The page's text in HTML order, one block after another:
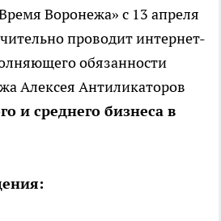
Воронежа» c 13 апреля
проводит интернет-
обязанности
Алексея Антиликаторов
и среднего бизнеса в